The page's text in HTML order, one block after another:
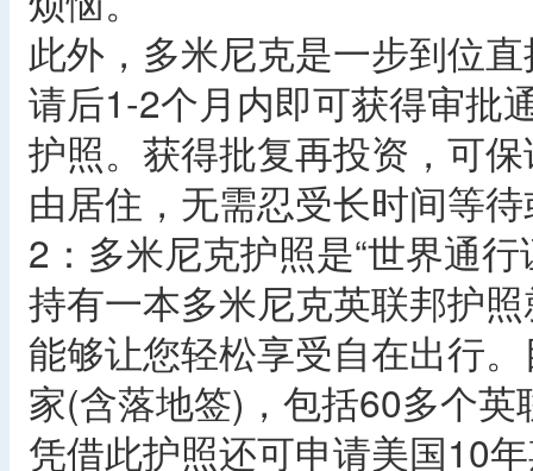
此外，多米尼克是一步到位
请后1-2个月内即可获得审批
护照。获得批复再投资，可
由居住，无需忍受长时间等
2：多米尼克护照是“世界通行
持有一本多米尼克英联邦护
能够让您轻松享受自在出行
家(含落地签)，包括60多个
凭借此护照还可申请美国10